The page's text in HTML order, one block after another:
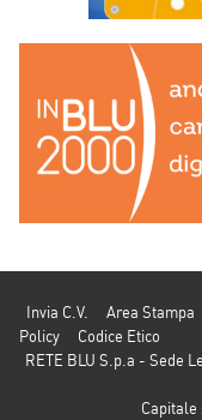
Invia C.V. Area Stampa
Policy
Codice Etico
RETE BLU S.p.a - Sede
Capitale